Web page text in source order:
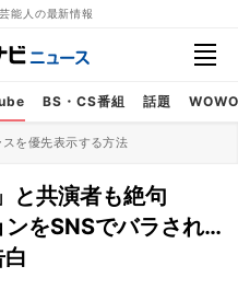
能人の最新情報
BS・CS番組 話題
を優先表示する方法
と共演者も絶句
をSNSでバラされ…